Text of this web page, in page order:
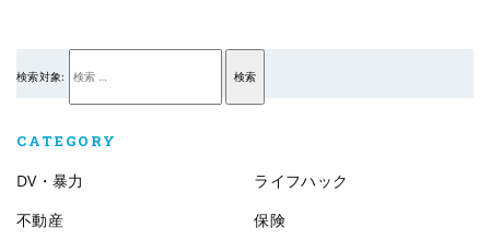
検索対象: 検索
CATEGORY
DV・暴力
ライフハック
不動産
保険